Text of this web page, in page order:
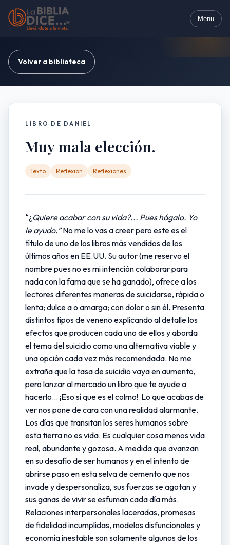
Menu
Volver a biblioteca
LIBRO DE DANIEL
Muy mala elección.
Texto Reflexion Reflexiones
“¿ Quiere acabar con su vida?... Pues hágalo. Yo
le ayudo.”No me lo vas a creer pero este es el
título de uno de los libros más vendidos de los
últimos años en EE.UU. Su autor (me reservo el
nombre pues no es mi intención colaborar para
nada con la fama que se ha ganado), ofrece a los
lectores diferentes maneras de suicidarse, rápida o
lenta; dulce a o amarga; con dolor o sin él. Presenta
distintos tipos de veneno explicando al detalle los
efectos que producen cada uno de ellos y aborda
el tema del suicidio como una alternativa viable y
una opción cada vez más recomendada. No me
extraña que la tasa de suicidio vaya en aumento,
pero lanzar al mercado un libro que te ayude a
hacerlo… ¡Eso sí que es el colmo! Lo que acabas de
ver nos pone de cara con una realidad alarmante.
Los días que transitan los seres humanos sobre
esta tierra no es vida. Es cualquier cosa menos vida
real, abundante y gozosa. A medida que avanzan
en su desafío de ser humanos y en el intento de
abrirse paso en esta selva de cemento que nos
invade y despersonaliza, sus fuerzas se agotan y
sus ganas de vivir se esfuman cada día más.
Relaciones interpersonales laceradas, promesas
de fidelidad incumplidas, modelos disfuncionales y
economía inestable son solamente algunos de los